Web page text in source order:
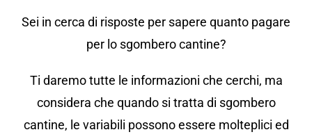
Sei in cerca di risposte per sapere quanto pagare
per lo sgombero cantine?
Ti daremo tutte le informazioni che cerchi, ma
considera che quando si tratta di sgombero
cantine, le variabili possono essere molteplici ed